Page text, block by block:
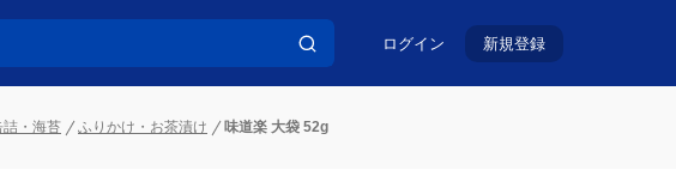
ログイン 新規登録
詰・海苔 ふりかけ・お茶漬け 味道楽 大袋 52g